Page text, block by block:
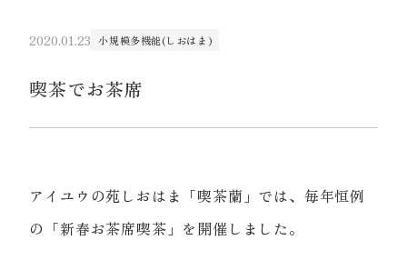
2020.01.23 小規模多機能(しおはま)
喫茶でお茶席
アイユウの苑しおはま「喫茶蘭」では、毎年恒例
の「新春お茶席喫茶」を開催しました。